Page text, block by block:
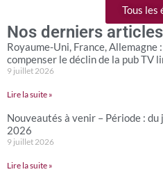
Tous les
Nos derniers articles
Royaume-Uni, France, Allemagne
compenser le déclin de la pub TV
9 juillet 2026
Lire la suite »
Nouveautés à venir – Période :
2026
9 juillet 2026
Lire la suite »